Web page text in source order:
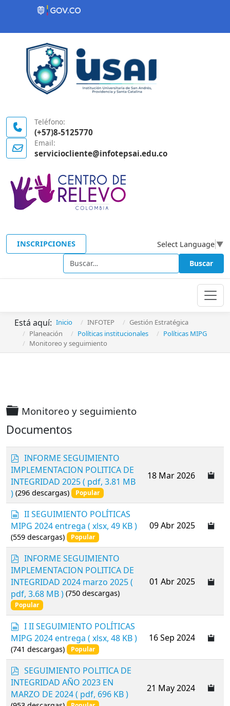
Contenido inicial
Teléfono:
(+57)8-5125770
Email:
serviciocliente@infotepsai.edu.co
INSCRIPCIONES Select Language ▼
Buscar Buscar
Está aquí: Inicio INFOTEP
Gestión Estratégica
Planeación
Políticas institucionales
Políticas MIPG
Monitoreo y seguimiento
Carpeta
Monitoreo y seguimiento
Documentos
p
d
f
INFORME SEGUIMIENTO
IMPLEMENTACION POLITICA DE
INTEGRIDAD 2025( pdf, 3.81 MB
) (296 descargas) Popular
18 Mar 2026
s
p
r
e
a
d
s
h
e
e
t
II SEGUIMIENTO POLÍTICAS
MIPG 2024 entrega ( xlsx, 49 KB )
(559 descargas) Popular
09 Abr 2025
p
d
f
INFORME SEGUIMIENTO
IMPLEMENTACION POLITICA DE
INTEGRIDAD 2024 marzo 2025(
pdf, 3.68 MB ) (750 descargas)
Popular
01 Abr 2025
s
p
r
e
a
d
s
h
I II SEGUIMIENTO POLÍTICAS
MIPG 2024 entrega ( xlsx, 48 KB )
(741 descargas) Popular
16 Sep 2024
p
d
f
SEGUIMIENTO POLITICA DE
INTEGRIDAD AÑO 2023 EN
MARZO DE 2024( pdf, 696 KB )
21 May 2024